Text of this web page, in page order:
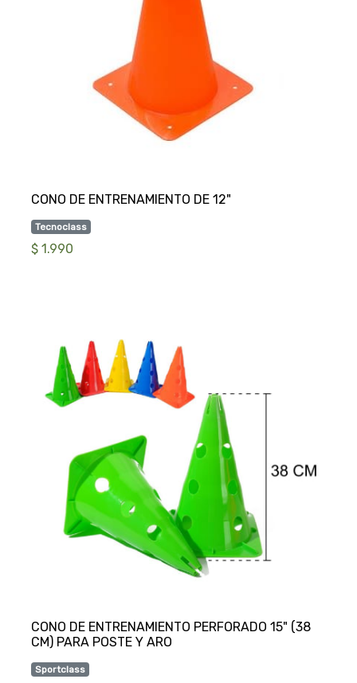
Tecnoclass
$ 1.990
CONO DE ENTRENAMIENTO PERFORADO 15" (38
Sportclass